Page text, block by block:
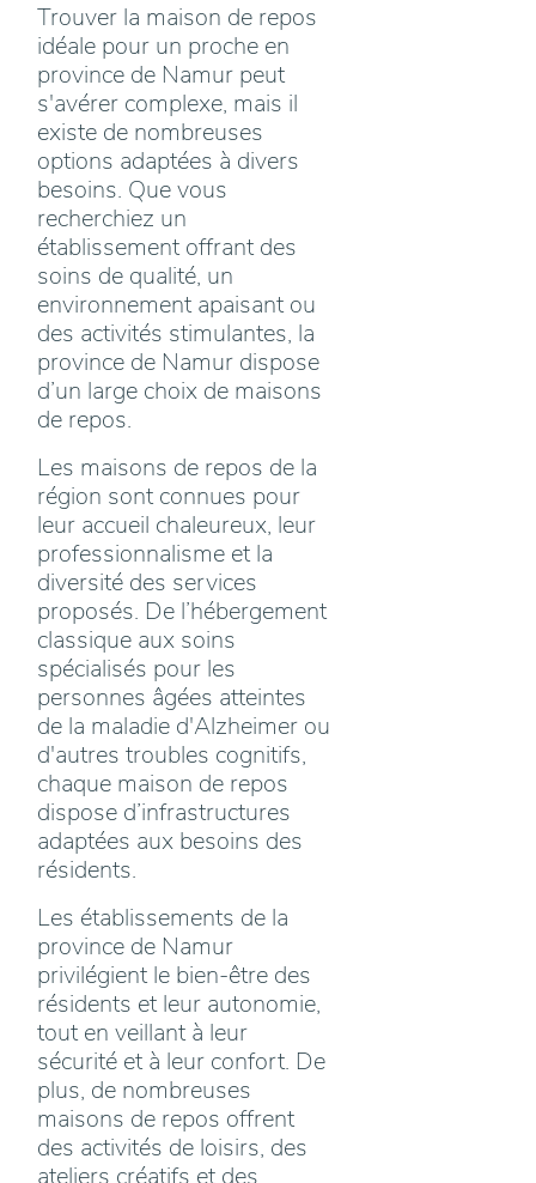
Trouver la maison de repos
idéale pour un proche en
province de Namur peut
s'avérer complexe, mais il
existe de nombreuses
options adaptées à divers
besoins. Que vous
recherchiez un
établissement offrant des
soins de qualité, un
environnement apaisant ou
des activités stimulantes, la
province de Namur dispose
d’un large choix de maisons
de repos.
Les maisons de repos de la
région sont connues pour
leur accueil chaleureux, leur
professionnalisme et la
diversité des services
proposés. De l’hébergement
classique aux soins
spécialisés pour les
personnes âgées atteintes
de la maladie d'Alzheimer ou
d'autres troubles cognitifs,
chaque maison de repos
dispose d’infrastructures
adaptées aux besoins des
résidents.
Les établissements de la
province de Namur
privilégient le bien-être des
résidents et leur autonomie,
tout en veillant à leur
sécurité et à leur confort. De
plus, de nombreuses
maisons de repos offrent
des activités de loisirs, des
ateliers créatifs et des